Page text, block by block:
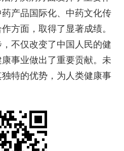
产品国际化、中药文化传
方面，取得了显著成绩。
不仅改变了中国人民的健
事业做出了重要贡献。未
特的优势，为人类健康事